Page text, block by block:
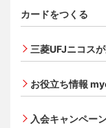
カードをつくる
三菱ＵＦＪカ
三菱ＵＦＪカ
三菱UFJニコス
お役立ち情報
入会キャンペー